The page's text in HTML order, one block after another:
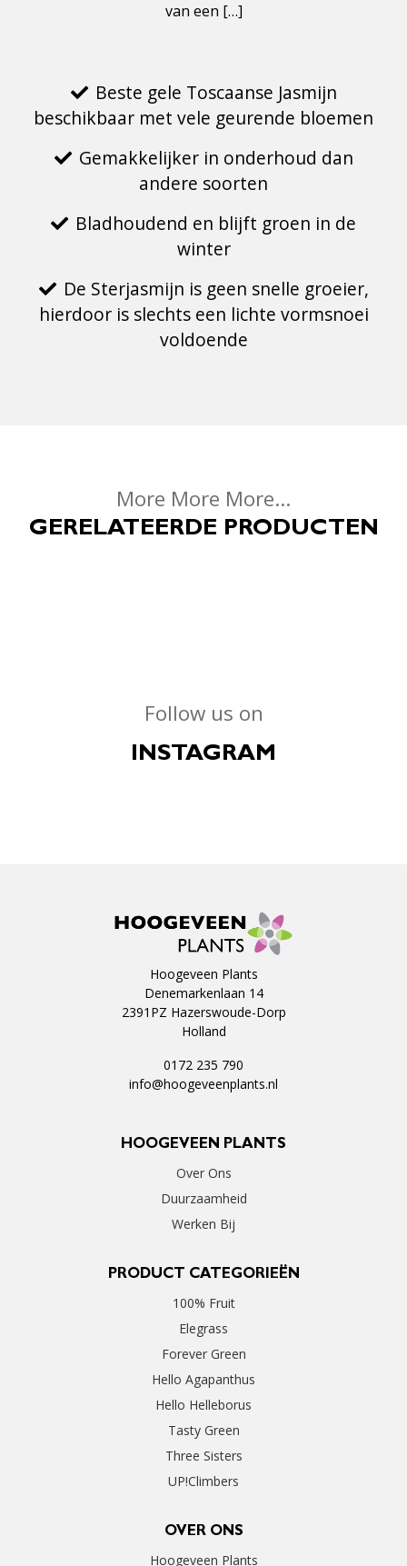
van een […]
Beste gele Toscaanse Jasmijn
beschikbaar met vele geurende bloemen
Gemakkelijker in onderhoud dan
andere soorten
Bladhoudend en blijft groen in de
winter
De Sterjasmijn is geen snelle groeier,
hierdoor is slechts een lichte vormsnoei
voldoende
More More More...
GERELATEERDE PRODUCTEN
Follow us on
INSTAGRAM
Hoogeveen Plants
Denemarkenlaan 14
2391PZ Hazerswoude-Dorp
Holland
0172 235 790
info@hoogeveenplants.nl
HOOGEVEEN PLANTS
Over Ons
Duurzaamheid
Werken Bij
PRODUCT CATEGORIEËN
100% Fruit
Elegrass
Forever Green
Hello Agapanthus
Hello Helleborus
Tasty Green
Three Sisters
UP!Climbers
OVER ONS
Hoogeveen Plants